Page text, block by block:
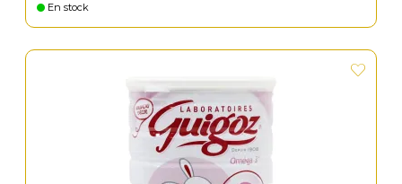
En stock